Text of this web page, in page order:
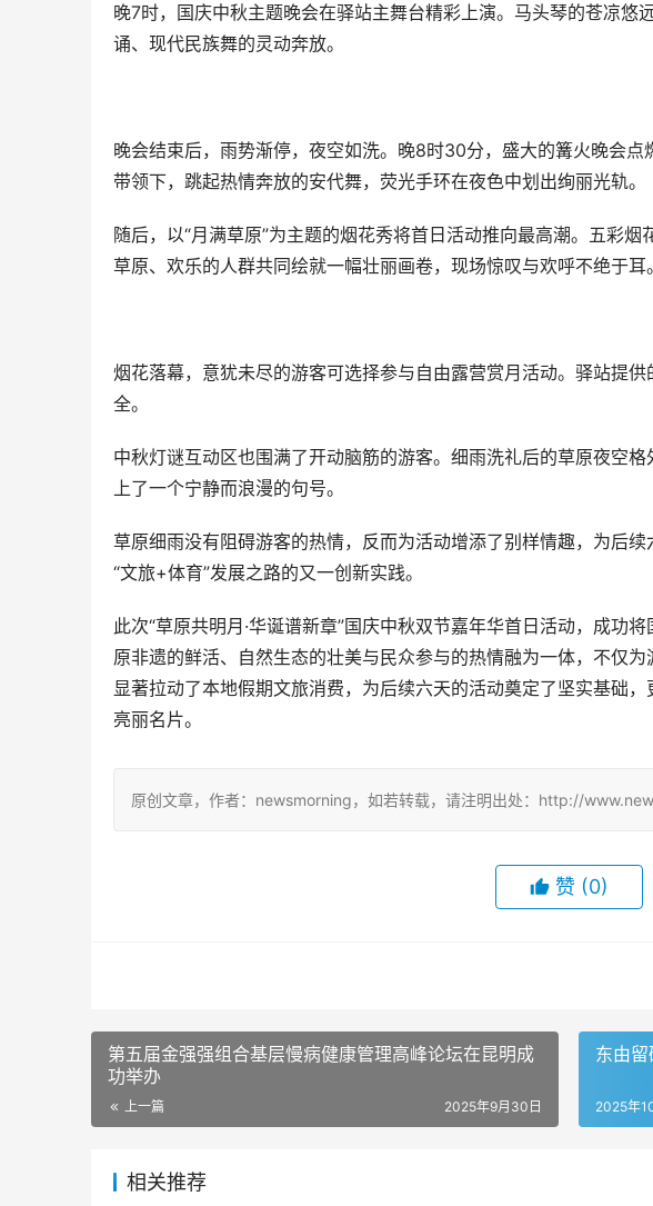
晚7时，国庆中秋主题晚会在驿站主舞台精彩上演。马头琴的苍凉悠
诵、现代民族舞的灵动奔放。
晚会结束后，雨势渐停，夜空如洗。晚8时30分，盛大的篝火晚会
带领下，跳起热情奔放的安代舞，荧光手环在夜色中划出绚丽光轨。
随后，以“月满草原”为主题的烟花秀将首日活动推向最高潮。五彩
草原、欢乐的人群共同绘就一幅壮丽画卷，现场惊叹与欢呼不绝于耳。
烟花落幕，意犹未尽的游客可选择参与自由露营赏月活动。驿站提
全。
中秋灯谜互动区也围满了开动脑筋的游客。细雨洗礼后的草原夜空
上了一个宁静而浪漫的句号。
草原细雨没有阻碍游客的热情，反而为活动增添了别样情趣，为后
“文旅+体育”发展之路的又一创新实践。
此次“草原共明月·华诞谱新章”国庆中秋双节嘉年华首日活动，成功
原非遗的鲜活、自然生态的壮美与民众参与的热情融为一体，不仅
显著拉动了本地假期文旅消费，为后续六天的活动奠定了坚实基础
亮丽名片。
原创文章，作者：newsmorning，如若转载，请注明出处：http://
赞 (0)
第五届金强强组合基层慢病健康管理高峰论坛在昆明成
功举办
上一篇 2025年9月30日
东由
2025年
相关推荐